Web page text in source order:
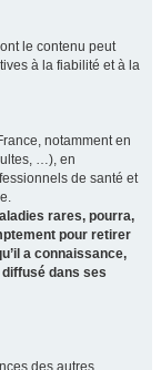
le contenu peut
à la fiabilité et à la
notamment en
…), en
de santé et
rares, pourra,
pour retirer
a connaissance,
dans ses
des autres